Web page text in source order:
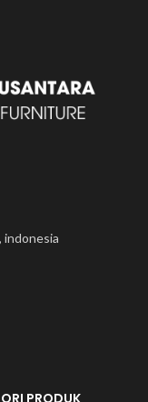
indonesia
PRODUK